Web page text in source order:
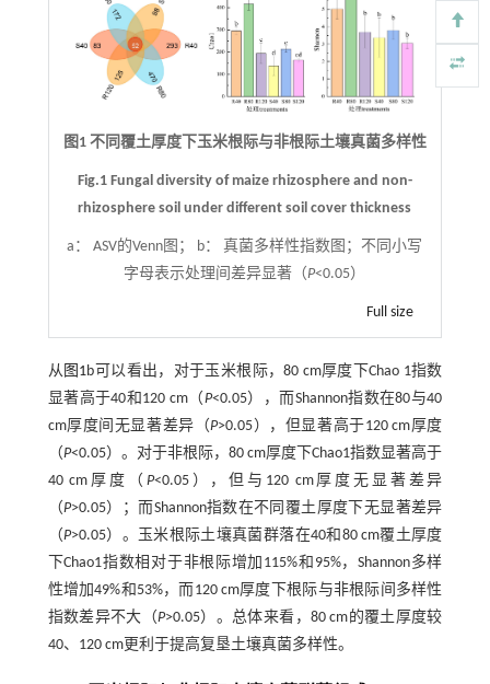
图1 不同覆土厚度下玉米根际与非根际土壤真菌多样性
Fig.1 Fungal diversity of maize rhizosphere and non-
rhizosphere soil under different soil cover thickness
a： ASV的Venn图； b： 真菌多样性指数图；不同小写
字母表示处理间差异显著（P<0.05）
Full size
从图1b可以看出，对于玉米根际，80 cm厚度下Chao 1指数
显著高于40和120 cm（P<0.05），而Shannon指数在80与40
cm厚度间无显著差异（P>0.05），但显著高于120 cm厚度
（P<0.05）。对于非根际，80 cm厚度下Chao1指数显著高于
40 cm厚度（ P<0.05），但与120 cm厚度无显著差异
（P>0.05）；而Shannon指数在不同覆土厚度下无显著差异
（P>0.05）。玉米根际土壤真菌群落在40和80 cm覆土厚度
下Chao1指数相对于非根际增加115%和95%，Shannon多样
性增加49%和53%，而120 cm厚度下根际与非根际间多样性
指数差异不大（P>0.05）。总体来看，80 cm的覆土厚度较
40、120 cm更利于提高复垦土壤真菌多样性。